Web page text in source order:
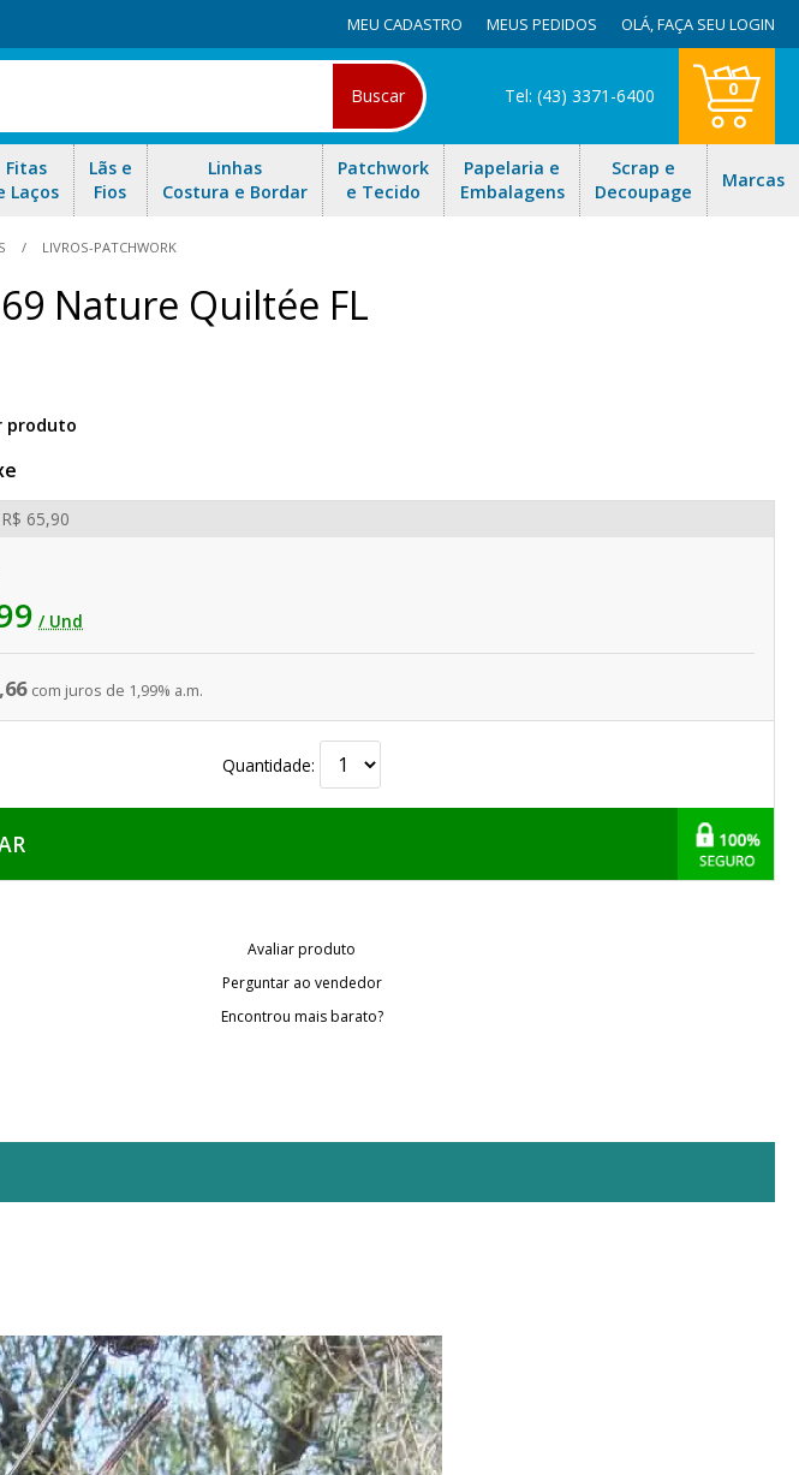
MEU CADASTRO MEUS PEDIDOS OLÁ,FAÇA SEU LOGIN
Buscar Tel: (43) 3371-6400 0
Fitas
Laços
Lãs e
Fios
Linhas
Costura e Bordar
Patchwork
e Tecido
Papelaria e
Embalagens
Scrap e
Decoupage
Marcas
LIVROS-PATCHWORK
Nature Quiltée FL
produto
/ Und
R$ 65,90
com juros de 1,99% a.m.
Quantidade:
Avaliar produto
Perguntar ao vendedor
Encontrou mais barato?